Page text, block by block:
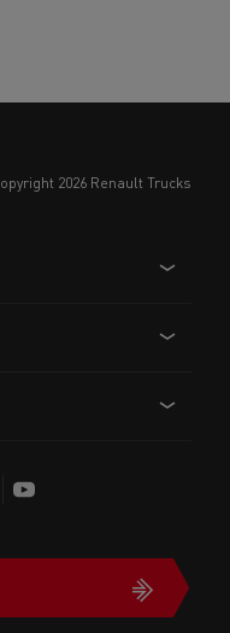
copyright 2026 Renault Trucks